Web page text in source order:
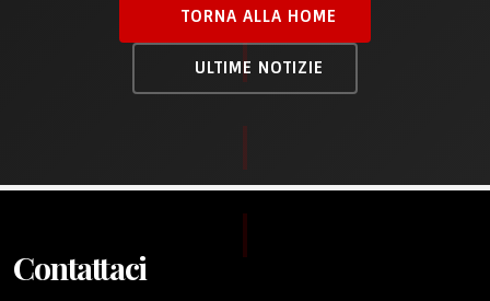
TORNA ALLA HOME
ULTIME NOTIZIE
Contattaci